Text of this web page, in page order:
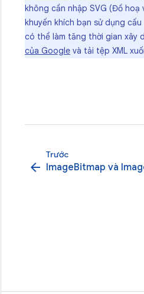
không cần nhập SVG (Đồ
khuyến khích bạn sử dụng
có thể làm tăng thời gian xây
của Google và tải tệp XML
Trước
arrow_back ImageBitmap và